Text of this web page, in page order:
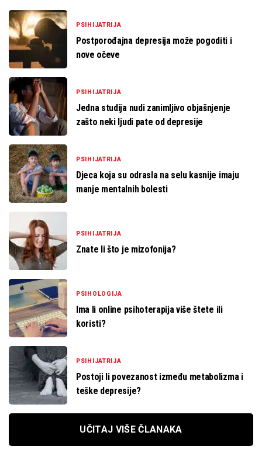
PSIHIJATRIJA
Postporođajna depresija može pogoditi i
nove očeve
PSIHIJATRIJA
Jedna studija nudi zanimljivo objašnjenje
zašto neki ljudi pate od depresije
PSIHIJATRIJA
Djeca koja su odrasla na selu kasnije imaju
manje mentalnih bolesti
PSIHIJATRIJA
Znate li što je mizofonija?
PSIHOLOGIJA
Ima li online psihoterapija više štete ili
koristi?
PSIHIJATRIJA
Postoji li povezanost između metabolizma i
teške depresije?
UČITAJ VIŠE ČLANAKA